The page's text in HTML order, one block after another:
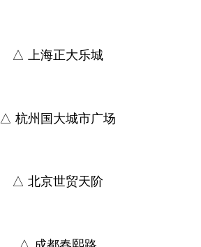
△ 上海正大乐城
△ 杭州国大城市广场
△ 北京世贸天阶